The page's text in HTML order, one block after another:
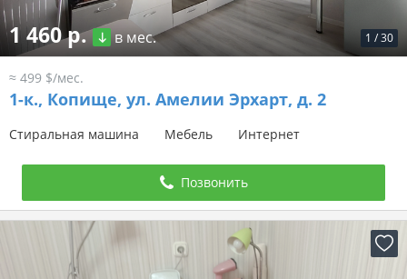
1 /30
1 460 р. в мес.
≈ 499 $/мес.
1-к., Копище, ул. Амелии Эрхарт, д. 2
Стиральная машина Мебель Интернет
Позвонить